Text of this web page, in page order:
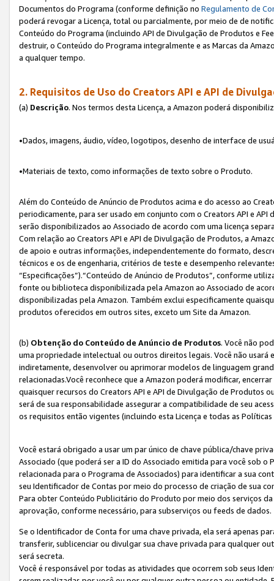
Documentos do Programa (conforme definição no Regulamento de
poderá revogar a Licença, total ou parcialmente, por meio de de
Conteúdo do Programa (incluindo API de Divulgação de Produtos e
destruir, o Conteúdo do Programa integralmente e as Marcas da
a qualquer tempo.
2. Requisitos de Uso do Creators API e API de
(a) Descrição. Nos termos desta Licença, a Amazon poderá
•Dados, imagens, áudio, vídeo, logotipos, desenho de interface de
•Materiais de texto, como informações de texto sobre o Produto.
Além do Conteúdo de Anúncio de Produtos acima e do acesso ao
periodicamente, para ser usado em conjunto com o Creators API e
serão disponibilizados ao Associado de acordo com uma licença
Com relação ao Creators API e API de Divulgação de Produtos, a
de apoio e outras informações, independentemente do formato,
técnicos e os de engenharia, critérios de teste e desempenho
“Especificações”).“Conteúdo de Anúncio de Produtos”, conforme
fonte ou biblioteca disponibilizada pela Amazon ao Associado de
disponibilizadas pela Amazon. Também exclui especificamente
produtos oferecidos em outros sites, exceto um Site da Amazon.
(b) Obtenção do Conteúdo de Anúncio de Produtos. Você não
uma propriedade intelectual ou outros direitos legais. Você não
indiretamente, desenvolver ou aprimorar modelos de linguagem
relacionadas.Você reconhece que a Amazon poderá modificar,
quaisquer recursos do Creators API e API de Divulgação de Produtos
será de sua responsabilidade assegurar a compatibilidade de seu
os requisitos então vigentes (incluindo esta Licença e todas as
Você estará obrigado a usar um par único de chave pública/chave
Associado (que poderá ser a ID do Associado emitida para você sob
relacionada para o Programa de Associados) para identificar a sua
seu Identificador de Contas por meio do processo de criação de sua
Para obter Conteúdo Publicitário do Produto por meio dos serviços
aprovação, conforme necessário, para subserviços ou feeds de dados.
Se o Identificador de Conta for uma chave privada, ela será apenas
transferir, sublicenciar ou divulgar sua chave privada para qualquer
será secreta.
Você é responsável por todas as atividades que ocorrem sob seus